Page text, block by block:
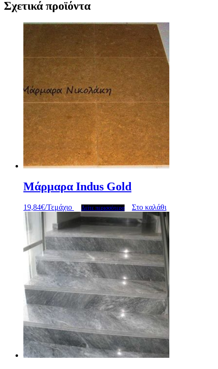
Σχετικά προϊόντα
Μάρμαρα Indus Gold
19,84€/Τεμάχιο Δείτε περισσότερα Στο καλάθι